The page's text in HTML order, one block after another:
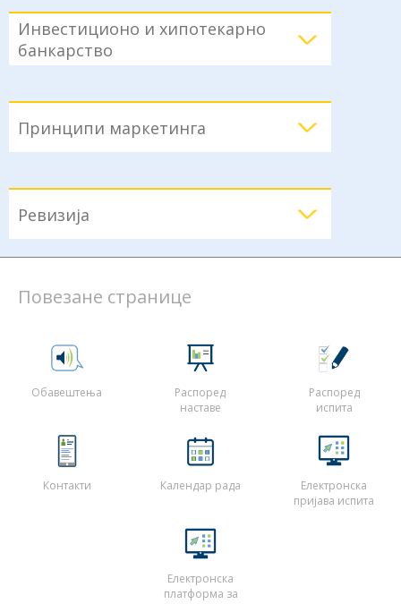
Инвестиционо и хипотекарно
банкарство
Принципи маркетинга
Ревизија
Повезане странице
Обавештења
Распоред
наставе
Распоред
испита
Контакти Календар рада
Електронска
пријава испита
Електронска
платформа за